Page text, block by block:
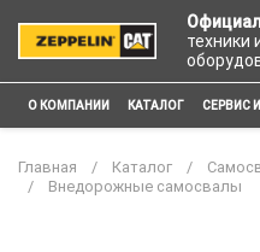
техники
О КОМПАНИИ КАТАЛОГ СЕРВИС
Главная Каталог
Внедорожные самосвалы